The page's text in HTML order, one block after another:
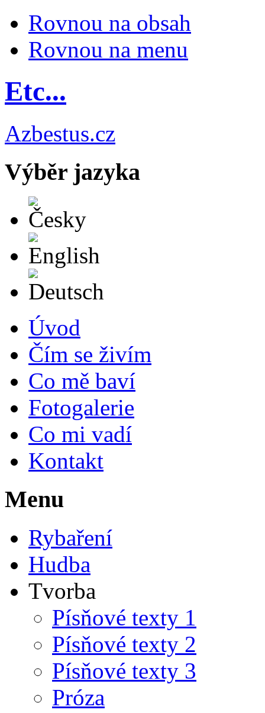
Rovnou na obsah
Rovnou na menu
Etc...
Azbestus.cz
Výběr jazyka
Úvod
Čím se živím
Co mě baví
Fotogalerie
Co mi vadí
Kontakt
Menu
Rybaření
Hudba
Tvorba
Písňové texty 1
Písňové texty 2
Písňové texty 3
Próza